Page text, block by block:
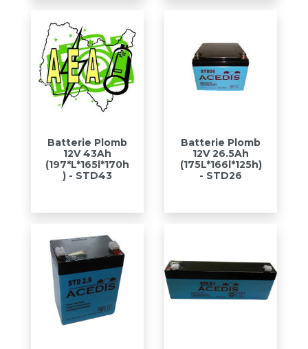
Batterie Plomb
12V 43Ah
(197*L*165l*170h
) - STD43
Batterie Plomb
12V 26.5Ah
(175L*166l*125h)
- STD26